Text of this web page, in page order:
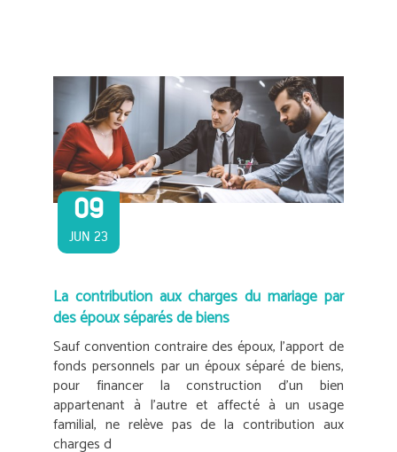
09
JUN 23
La contribution aux charges du mariage par
des époux séparés de biens
Sauf convention contraire des époux, l’apport de
fonds personnels par un époux séparé de biens,
pour financer la construction d’un bien
appartenant à l’autre et affecté à un usage
familial, ne relève pas de la contribution aux
charges d